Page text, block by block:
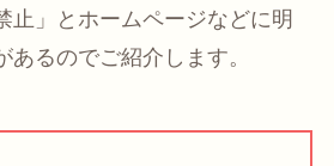
止」とホームページなどに明
るのでご紹介します。